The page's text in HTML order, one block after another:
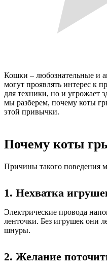
Кошки – любознательные и
могут проявлять интерес к
для техники, но и угрожает
мы разберем, почему коты
этой привычки.
Почему коты
Причины такого поведения
1. Нехватка
Электрические провода
ленточки. Без игрушек они
шнуры.
2. Желание